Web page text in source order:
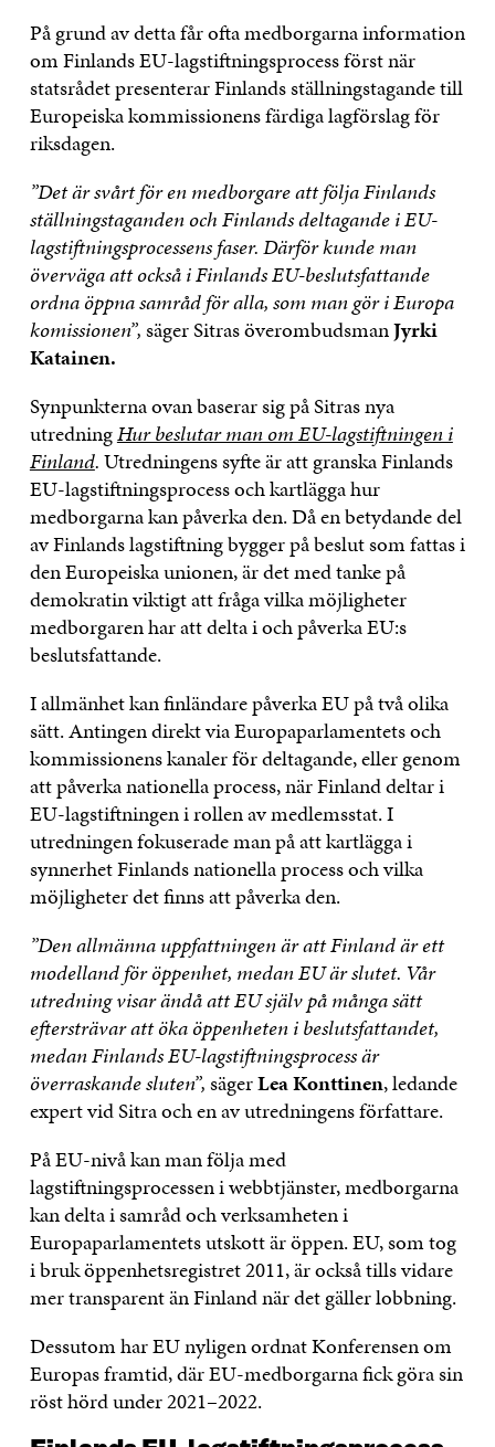
På grund av detta får ofta medborgarna information
om Finlands EU-lagstiftningsprocess först när
statsrådet presenterar Finlands ställningstagande till
Europeiska kommissionens färdiga lagförslag för
riksdagen.
”Det är svårt för en medborgare att följa Finlands
ställningstaganden och Finlands deltagande i EU-
lagstiftningsprocessens faser. Därför kunde man
överväga att också i Finlands EU-beslutsfattande
ordna öppna samråd för alla, som man gör i Europa
komissionen”,säger Sitras överombudsmanJyrki
Katainen.
Synpunkterna ovan baserar sig på Sitras nya
utredningHur beslutar man om EU-lagstiftningen i
Finland.Utredningens syfte är att granska Finlands
EU-lagstiftningsprocess och kartlägga hur
medborgarna kan påverka den. Då en betydande del
av Finlands lagstiftning bygger på beslut som fattas i
den Europeiska unionen, är det med tanke på
demokratin viktigt att fråga vilka möjligheter
medborgaren har att delta i och påverka EU:s
beslutsfattande.
I allmänhet kan finländare påverka EU på två olika
sätt. Antingen direkt via Europaparlamentets och
kommissionens kanaler för deltagande, eller genom
att påverka nationella process, när Finland deltar i
EU-lagstiftningen i rollen av medlemsstat. I
utredningen fokuserade man på att kartlägga i
synnerhet Finlands nationella process och vilka
möjligheter det finns att påverka den.
”Den allmänna uppfattningen är att Finland är ett
modelland för öppenhet, medan EU är slutet. Vår
utredning visar ändå att EU själv på många sätt
eftersträvar att öka öppenheten i beslutsfattandet,
medan Finlands EU-lagstiftningsprocess är
överraskande sluten”,sägerLea Konttinen, ledande
expert vid Sitra och en av utredningens författare.
På EU-nivå kan man följa med
lagstiftningsprocessen i webbtjänster, medborgarna
kan delta i samråd och verksamheten i
Europaparlamentets utskott är öppen. EU, som tog
i bruk öppenhetsregistret 2011, är också tills vidare
mer transparent än Finland när det gäller lobbning.
Dessutom har EU nyligen ordnat Konferensen om
Europas framtid, där EU-medborgarna fick göra sin
röst hörd under 2021–2022.